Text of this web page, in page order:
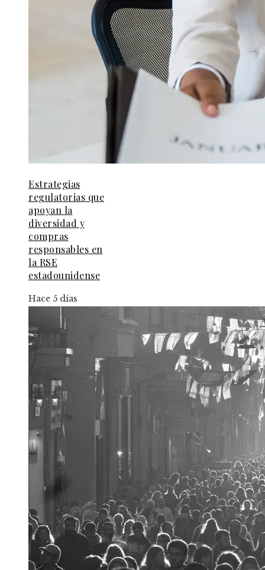
Estrategias
regulatorias que
apoyan la
diversidad y
compras
responsables en
la RSE
estadounidense
Hace 5 días